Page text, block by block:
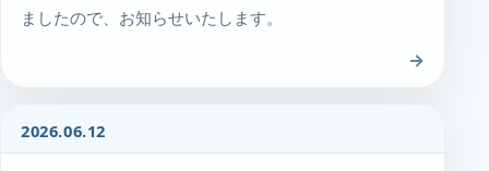
ましたので、お知らせいたします。
→
2026.06.12